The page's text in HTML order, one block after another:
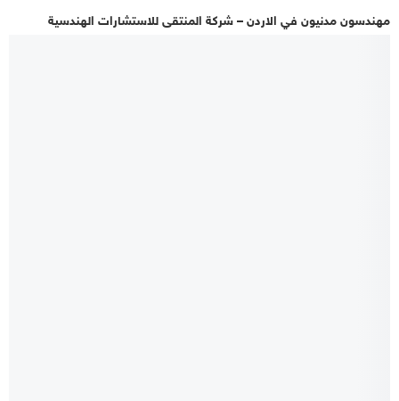
مهندسون مدنيون في الاردن – شركة المنتقى للاستشارات الهندسية